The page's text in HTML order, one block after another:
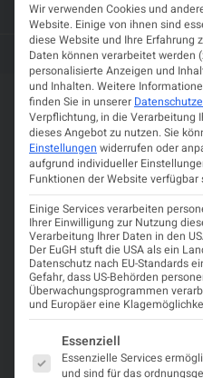
im Rahmen der
11. MÄRZ 2025
Details zur
Zeit und
Ort
11.
März
2025
–
Wir verwenden Cookies und
Website. Einige von ihnen sind
diese Website und Ihre Erfahrung
Daten können verarbeitet werden
personalisierte Anzeigen und
und Inhalten.Weitere
finden Sie in unserer
Verpflichtung, in die Verarbeitung
dieses Angebot zu nutzen.Sie
Einstellungen widerrufen oder
aufgrund individueller
Funktionen der Website verfügbar
Einige Services verarbeiten
Ihrer Einwilligung zur Nutzung
Verarbeitung Ihrer Daten in den
Der EuGH stuft die USA als ein
Datenschutz nach EU-Standards
Gefahr, dass US-Behörden
Überwachungsprogrammen
und Europäer eine
Es folgt eine Liste der
Essenziell
Essenzielle Services
und sind für das